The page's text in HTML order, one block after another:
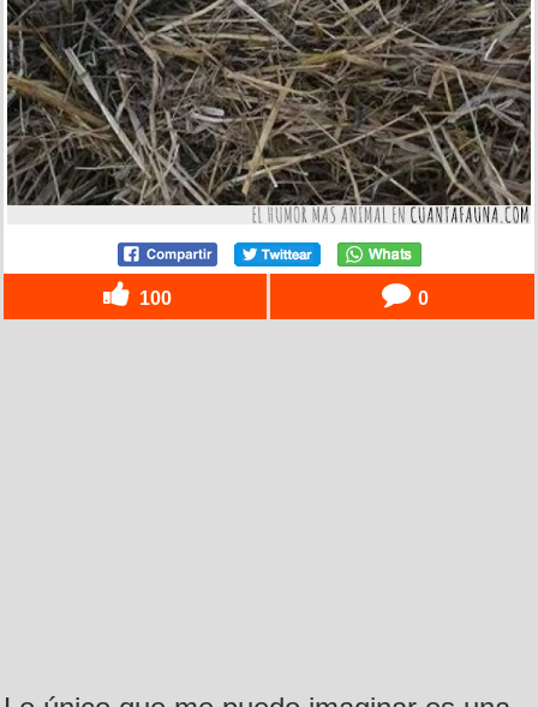
100 0